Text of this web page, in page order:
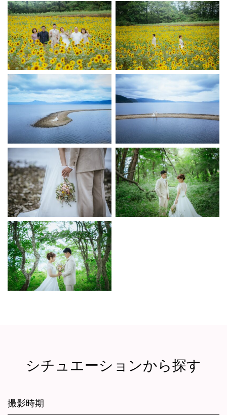
シチュエーションから探す
撮影時期